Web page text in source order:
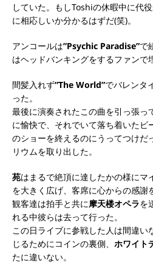
していた。もしToshiの休暇中に代
に相応しいか分かるはずだ(笑)。
アンコールは”Psychic Paradise”で
はヘッドバンキングをするファンで
間髪入れず”The World”でバレンタ
った。
最後に演奏されたこの曲を引っ張っ
に愉快で、それでいて落ち着いたビ
のショーを終えるのにうってつけだ
リウムを取り出した。
苑はまるで絶頂に達したかの様にマ
を大きく広げ、客席に心からの感謝
観客達は拍手と共に摩天楼オペラを
れる中彼らは去って行った。
この日ライブに参戦した人は間違
じるためにコインの裏側、 ホワイト
たに違いない。